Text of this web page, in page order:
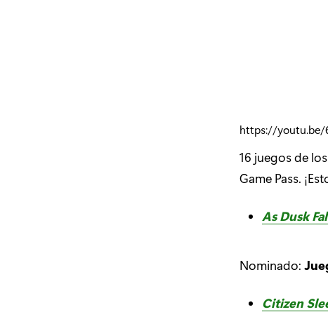
https://youtu.be/
16 juegos de
Game Pass.
As Dusk
Nominado:
Citizen